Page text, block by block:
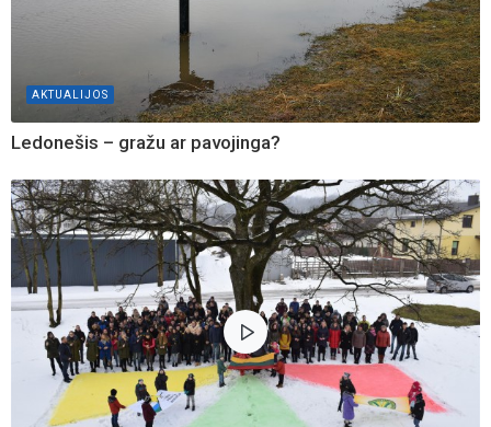
AKTUALIJOS
Ledonešis – gražu ar pavojinga?